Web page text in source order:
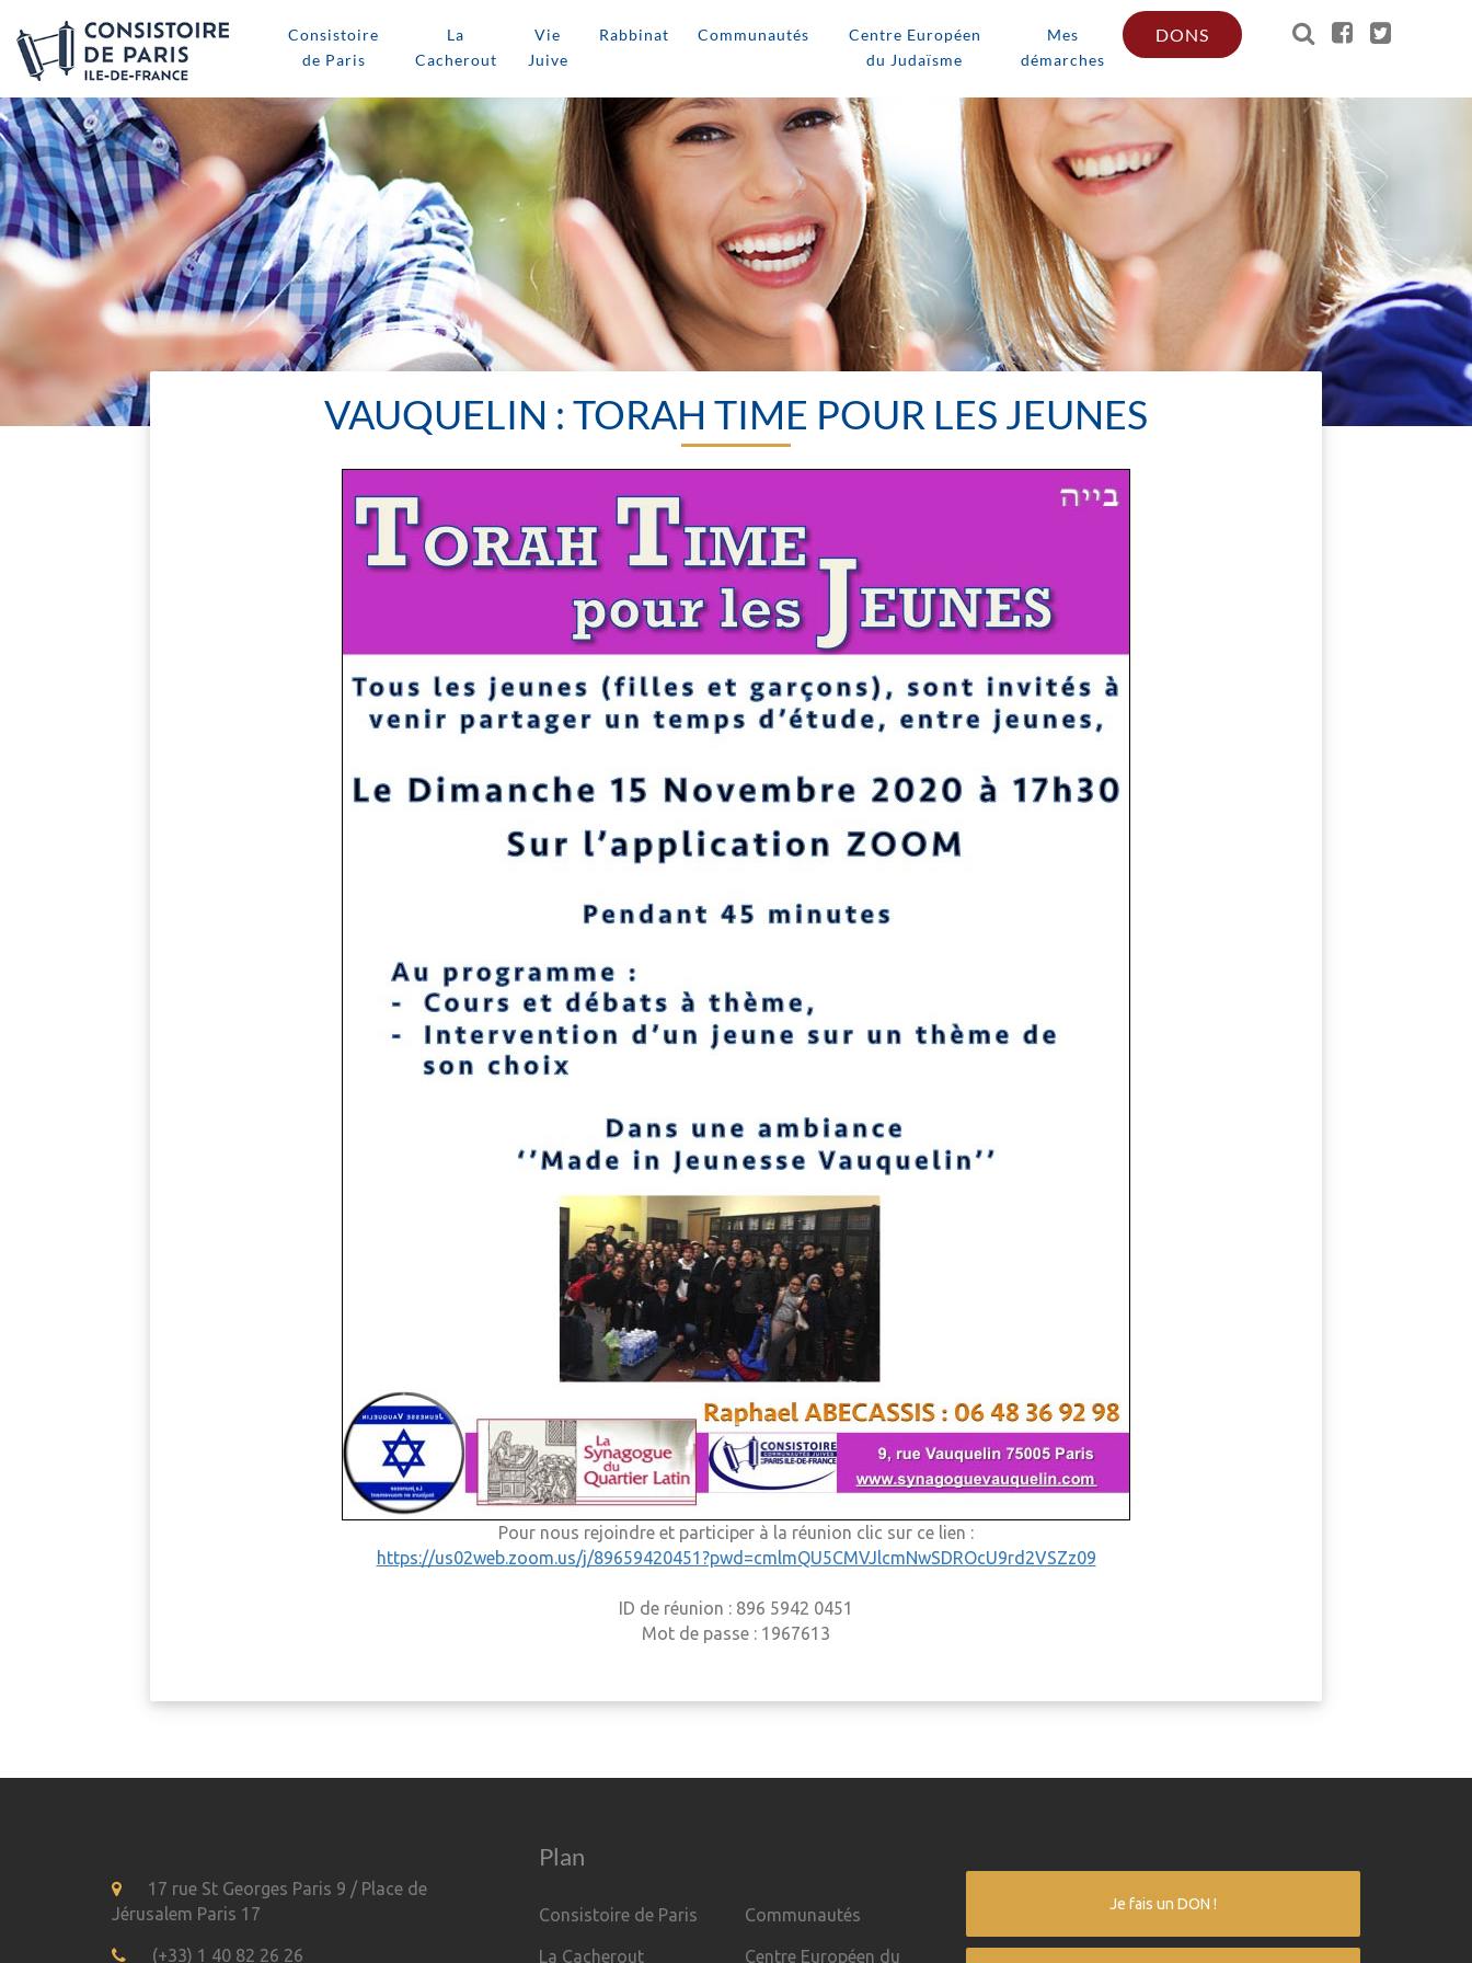
Consistoire
de Paris
La
Cacherout
Vie
Juive
Rabbinat Communautés
Centre Européen
du Judaïsme
Mes
démarches
DONS
VAUQUELIN : TORAH TIME POUR LES JEUNES
Pour nous rejoindre et participer à la réunion clic sur ce lien :
https://us02web.zoom.us/j/89659420451?pwd=cmlmQU5CMVJlcmNwSDROcU9rd2VSZz09
ID de réunion : 896 5942 0451
Mot de passe : 1967613
17 rue St Georges Paris 9 / Place de
Jérusalem Paris 17
(+33) 1 40 82 26 26
Plan
Consistoire de Paris
La Cacherout
Communautés
Centre Européen du
Je fais un DON !